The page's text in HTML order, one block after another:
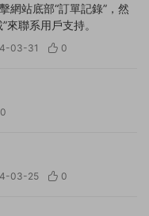
網站底部“訂單記錄”，然
來聯系用戶支持。
03-31 0
0
03-25 0